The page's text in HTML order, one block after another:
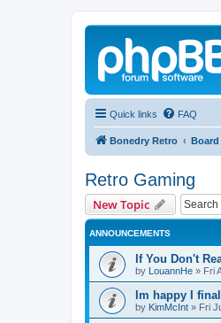
Quick links FAQ
Bonedry Retro
Retro Gaming
New Topic
ANNOUNCEMENTS
If You Don't
by LouannHe » Fri
Im happy I
by KimMcInt » Fri